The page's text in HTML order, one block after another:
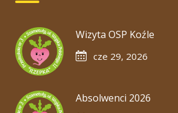
Wizyta OSP Koźle
cze 29, 2026
Absolwenci 2026